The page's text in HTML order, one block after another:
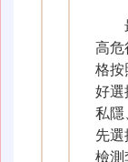
高
格
好
私
先
檢